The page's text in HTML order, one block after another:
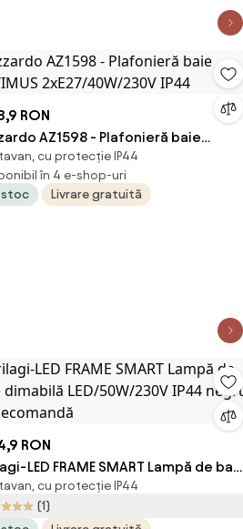
RON
AZ1598 - Plafonieră baie
2xE27/40W/230V IP44
cu protecție IP44
în 4 e-shop-uri
stoc
Livrare gratuită
RON
LED FRAME SMART Lampă de baie
LED/50W/230V IP44 negru +
cu protecție IP44
(1)